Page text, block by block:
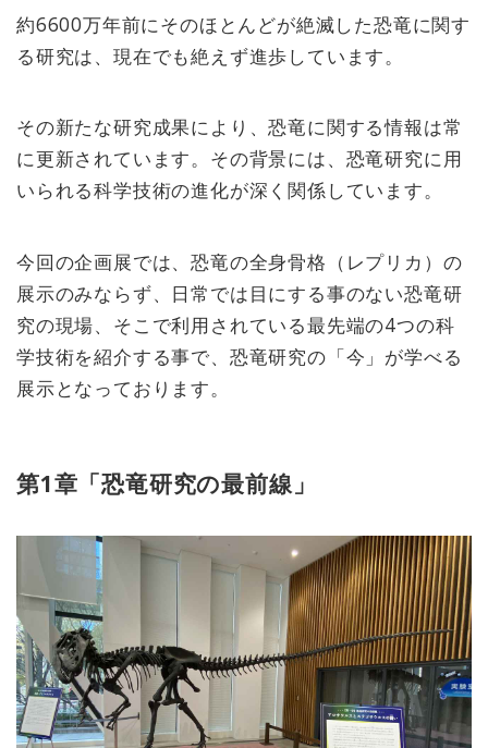
約6600万年前にそのほとんどが絶滅した恐竜に関す
る研究は、現在でも絶えず進歩しています。
その新たな研究成果により、恐竜に関する情報は常
に更新されています。その背景には、恐竜研究に用
いられる科学技術の進化が深く関係しています。
今回の企画展では、恐竜の全身骨格（レプリカ）の
展示のみならず、日常では目にする事のない恐竜研
究の現場、そこで利用されている最先端の4つの科
学技術を紹介する事で、恐竜研究の「今」が学べる
展示となっております。
第1章「恐竜研究の最前線」